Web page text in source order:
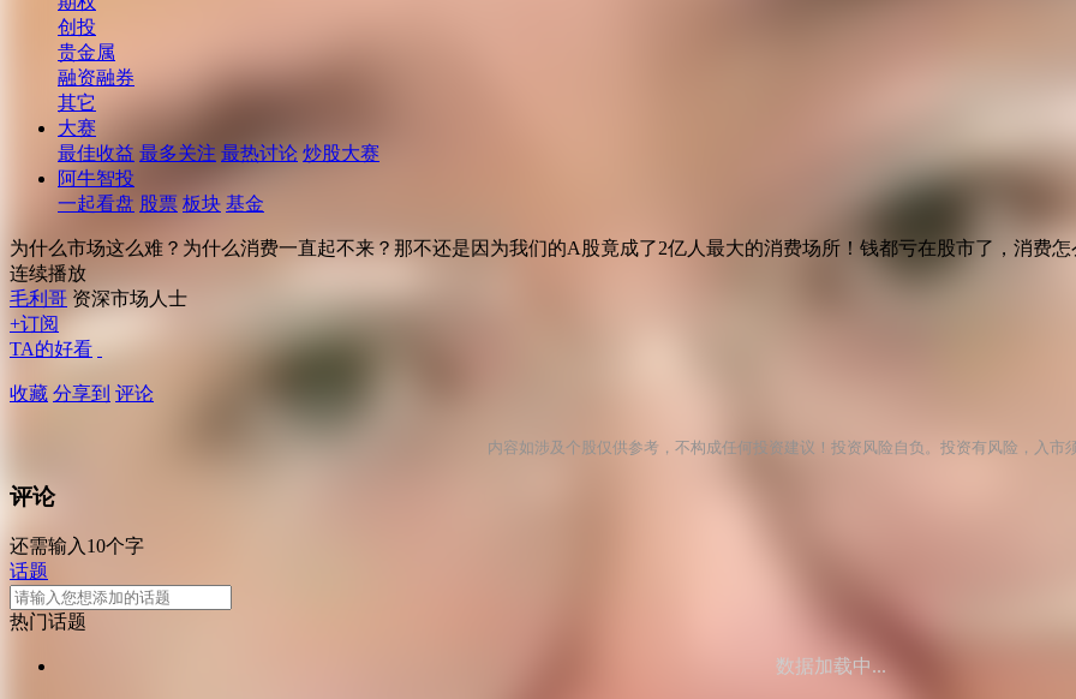
创投
贵金属
融资融券
其它
大赛
最佳收益 最多关注 最热讨论 炒股大赛
阿牛智投
一起看盘 股票 板块 基金
为什么市场这么难？为什么消费一直起不来？那不还是因为我们的A股竟成了2亿人最大的消费场所！钱都亏在股市了，消费
连续播放
毛利哥 资深市场人士
+订阅
TA的好看
收藏 分享到 评论
内容如涉及个股仅供参考，不构成任何投资建议！投资风险自负。投资有风险，入市
评论
还需输入10个字
话题
热门话题
数据加载中...